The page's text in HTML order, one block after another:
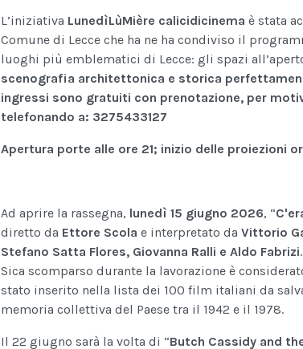
L’iniziativa LunedìLùMière calicidicinema è stata
Comune di Lecce che ha ne ha condiviso il
luoghi più emblematici di Lecce: gli spazi
scenografia architettonica e storica
ingressi sono gratuiti con prenotazione, per
telefonando a: 3275433127
Apertura porte alle ore 21; inizio delle proiezioni
Ad aprire la rassegna, lunedì 15 giugno 2026, “
diretto da Ettore Scola e interpretato da Vittorio
Stefano Satta Flores, Giovanna Ralli e Aldo Fabrizi
Sica scomparso durante la lavorazione è
stato inserito nella lista dei 100 film italiani da
memoria collettiva del Paese tra il 1942 e il 1978.
Il 22 giugno sarà la volta di “Butch Cassidy and